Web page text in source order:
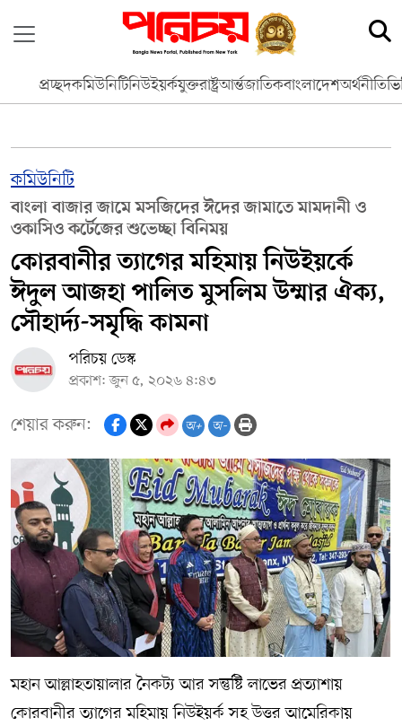
প্রচ্ছদকমিউনিটিনিউইয়র্কযুক্তরাষ্ট্রআর্ন্তজাতিকবাংলাদেশঅর্থনীতি
কমিউনিটি
বাংলা বাজার জামে মসজিদের ঈদের জামাতে মামদানী ও
ওকাসিও কর্টেজের শুভেচ্ছা বিনিময়
কোরবানীর ত্যাগের মহিমায় নিউইয়র্কে
ঈদুল আজহা পালিত মুসলিম উম্মার ঐক্য,
সৌহার্দ্য-সমৃদ্ধি কামনা
পরিচয় ডেস্ক
প্রকাশ: জুন ৫, ২০২৬ ৪:৪৩
শেয়ার করুন: অ+ অ-
মহান আল্লাহতায়ালার নৈকট্য আর সন্তুষ্টি লাভের প্রত্যাশায়
কোরবানীর ত্যাগের মহিমায় নিউইয়র্ক সহ উত্তর আমেরিকায়